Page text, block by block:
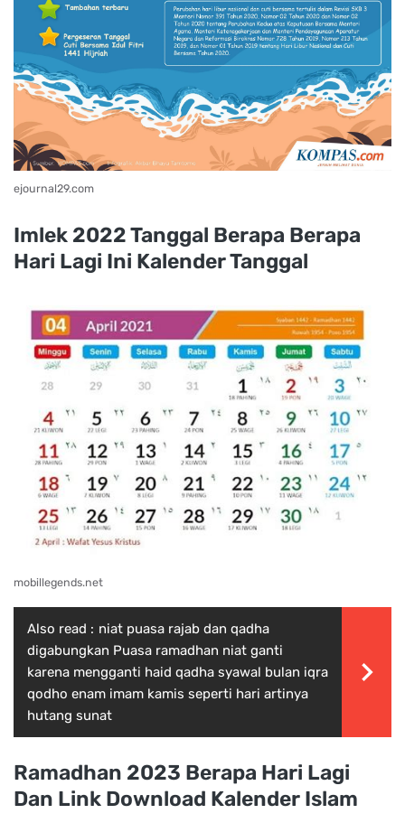
ejournal29.com
Imlek 2022 Tanggal Berapa Berapa
Hari Lagi Ini Kalender Tanggal
mobillegends.net
Also read : niat puasa rajab dan qadha
digabungkan Puasa ramadhan niat ganti
karena mengganti haid qadha syawal bulan iqra
qodho enam imam kamis seperti hari artinya
hutang sunat
Ramadhan 2023 Berapa Hari Lagi
Dan Link Download Kalender Islam